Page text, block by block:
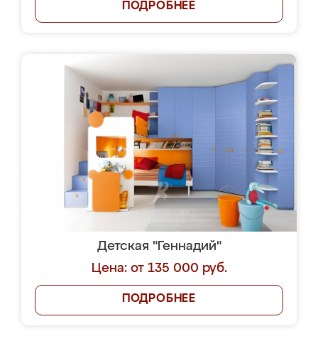
ПОДРОБНЕЕ
Детская "Геннадий"
Цена: от 135 000 руб.
ПОДРОБНЕЕ